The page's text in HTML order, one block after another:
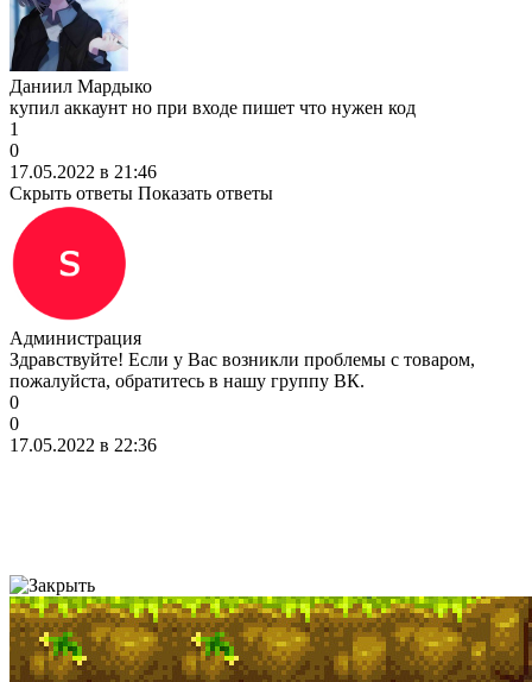
Даниил Мардыко
купил аккаунт но при входе пишет что нужен код
1
0
17.05.2022 в 21:46
Скрыть ответы Показать ответы
Администрация
Здравствуйте! Если у Вас возникли проблемы с товаром,
пожалуйста, обратитесь в нашу группу ВК.
0
0
17.05.2022 в 22:36